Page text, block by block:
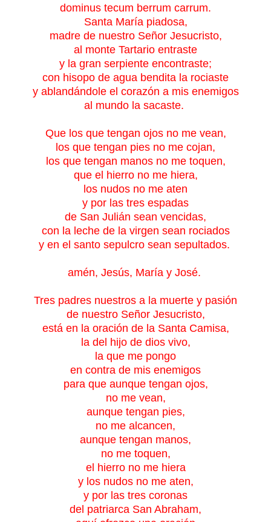
dominus tecum berrum carrum.
Santa María piadosa,
madre de nuestro Señor Jesucristo,
al monte Tartario entraste
y la gran serpiente encontraste;
con hisopo de agua bendita la rociaste
y ablandándole el corazón a mis enemigos
al mundo la sacaste.
Que los que tengan ojos no me vean,
los que tengan pies no me cojan,
los que tengan manos no me toquen,
que el hierro no me hiera,
los nudos no me aten
y por las tres espadas
de San Julián sean vencidas,
con la leche de la virgen sean rociados
y en el santo sepulcro sean sepultados.
amén, Jesús, María y José.
Tres padres nuestros a la muerte y pasión
de nuestro Señor Jesucristo,
está en la oración de la Santa Camisa,
la del hijo de dios vivo,
la que me pongo
en contra de mis enemigos
para que aunque tengan ojos,
no me vean,
aunque tengan pies,
no me alcancen,
aunque tengan manos,
no me toquen,
el hierro no me hiera
y los nudos no me aten,
y por las tres coronas
del patriarca San Abraham,